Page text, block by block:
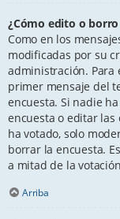
¿Cómo edito o
Como en los
modificadas por su
administración. Para
primer mensaje del
encuesta. Si nadie
encuesta o editar las
ha votado, solo
borrar la encuesta.
a mitad de la
Arriba